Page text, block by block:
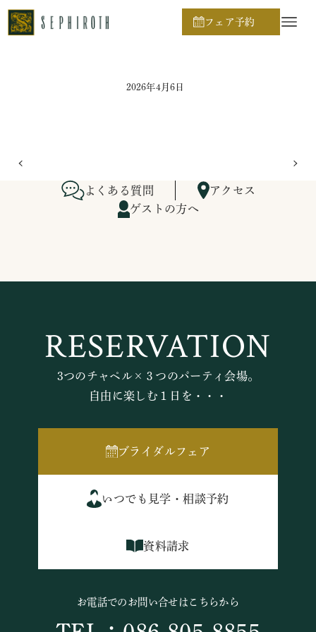
フェア予約
ホーム
2026年4月6日
よくある質問
アクセス
ゲストの方へ
RESERVATION
3つのチャペル×３つのパーティ会場。
自由に楽しむ１日を・・・
ブライダルフェア
いつでも見学・相談予約
資料請求
お電話でのお問い合せはこちらから